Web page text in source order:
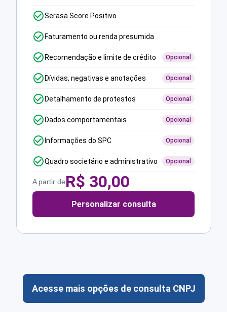
Serasa Score Positivo
Faturamento ou renda presumida
Recomendação e limite de crédito Opcional
Dívidas, negativas e anotações Opcional
Detalhamento de protestos Opcional
Dados comportamentais Opcional
Informações do SPC Opcional
Quadro societário e administrativo Opcional
A partir deR$ 30,00
Personalizar consulta
Acesse mais opções de consulta CNPJ